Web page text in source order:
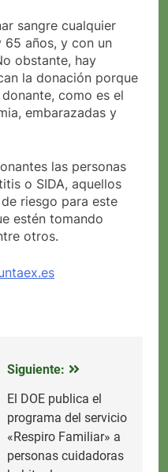
sangre cualquier
65 años, y con un
obstante, hay
la donación porque
como es el
embarazadas y
las personas
o SIDA, aquellos
riesgo para este
estén tomando
otros.
Siguiente:
El DOE publica el
programa del servicio
«Respiro Familiar» a
personas cuidadoras